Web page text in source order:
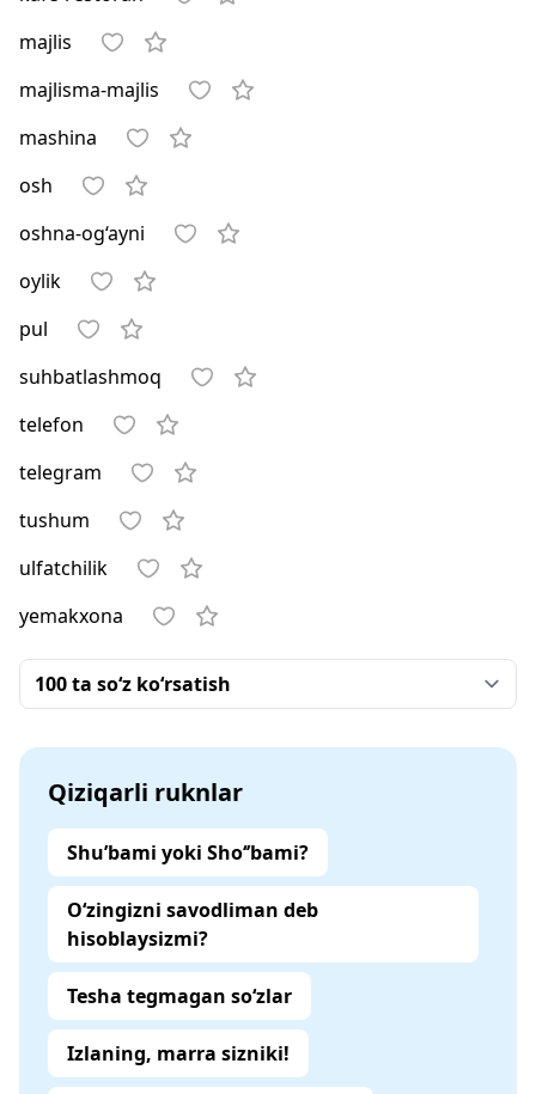
majlis
majlisma-majlis
mashina
osh
oshna-og‘ayni
oylik
pul
suhbatlashmoq
telefon
telegram
tushum
ulfatchilik
yemakxona
Qiziqarli ruknlar
Shu’bami yoki Sho‘’bami?
O‘zingizni savodliman deb
hisoblaysizmi?
Tesha tegmagan so‘zlar
Izlaning, marra sizniki!